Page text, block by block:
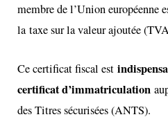
membre de l’Union européenne
lataxe sur la valeur ajoutée
Ce certificat fiscal est
certificat d’immatriculation
des Titres sécurisées (ANTS).